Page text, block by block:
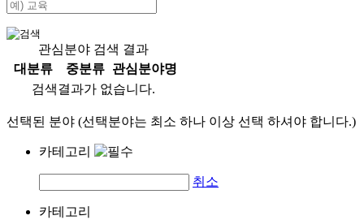
관심분야 검색 결과
대분류
중분류
관심분야명
검색결과가 없습니다.
선택된 분야 (선택분야는 최소 하나 이상 선택 하셔야 합니다.)
카테고리
취소
카테고리